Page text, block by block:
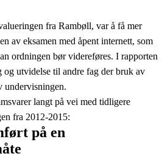
fra Rambøll, var å få mer
av eksamen med åpent internett, som
ordningen bør videreføres. I rapporten
utvidelse til andre fag der bruk av
undervisningen.
langt på vei med tidligere
fra 2012-2015:
på en